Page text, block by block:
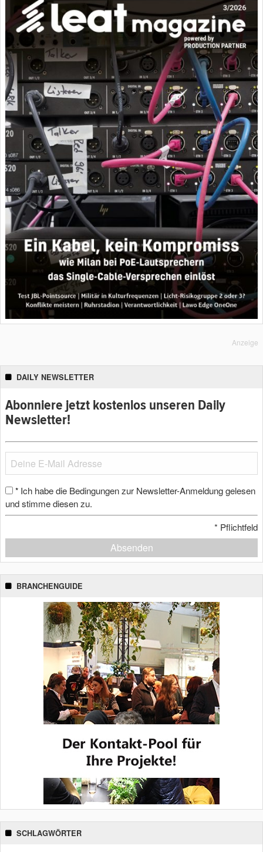
Anzeige
DAILY NEWSLETTER
Abonniere jetzt kostenlos unseren Daily
Newsletter!
* Ich habe die Bedingungen zur Newsletter-Anmeldung gelesen
und stimme diesen zu.
* Pflichtfeld
Absenden
BRANCHENGUIDE
SCHLAGWÖRTER